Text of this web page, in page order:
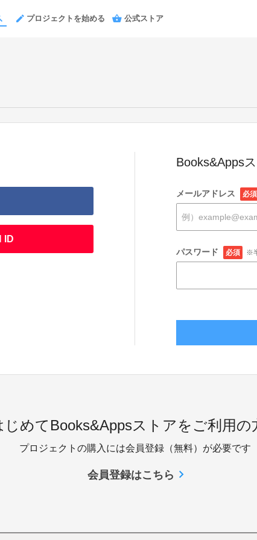
プロジェクトを始める 公式ストア
ID
Books&Apps
メールアドレス 必須
パスワード 必須 ※
じめてBooks&Appsストアをご利用の
プロジェクトの購入には会員登録（無料）が必要です
会員登録はこちら